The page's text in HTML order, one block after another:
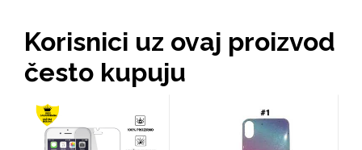
Korisnici uz ovaj proizvod
često kupuju